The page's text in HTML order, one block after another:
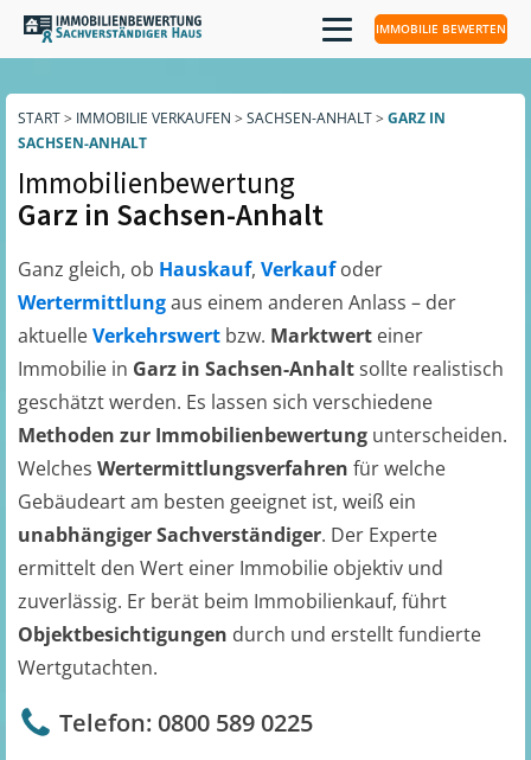
IMMOBILIE BEWERTEN
START> IMMOBILIE VERKAUFEN > SACHSEN-ANHALT> GARZ IN
SACHSEN-ANHALT
Immobilienbewertung
Garz in Sachsen-Anhalt
Ganz gleich, ob Hauskauf, Verkaufoder
Wertermittlungaus einem anderen Anlass – der
aktuelleVerkehrswert bzw. Marktwert einer
Immobilie in Garz in Sachsen-Anhaltsollte realistisch
geschätzt werden. Es lassen sich verschiedene
Methoden zur Immobilienbewertung unterscheiden.
Welches Wertermittlungsverfahren für welche
Gebäudeart am besten geeignet ist, weiß ein
unabhängiger Sachverständiger. Der Experte
ermittelt den Wert einer Immobilie objektiv und
zuverlässig. Er berät beim Immobilienkauf, führt
Objektbesichtigungen durch und erstellt fundierte
Wertgutachten.
Telefon: 0800 589 0225